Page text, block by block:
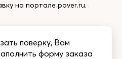
на портале pover.ru.
поверку, Вам
форму заказа